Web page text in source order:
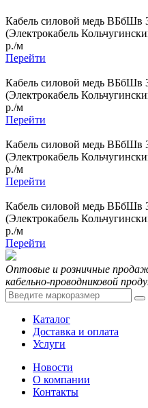
Кабель силовой медь
(Электрокабель
р./м
Перейти
Кабель силовой медь
(Электрокабель
р./м
Перейти
Кабель силовой медь
(Электрокабель
р./м
Перейти
Кабель силовой медь
(Электрокабель
р./м
Перейти
Оптовые и розничные
кабельно-проводниковой
Каталог
Доставка и оплата
Услуги
Новости
О компании
Контакты